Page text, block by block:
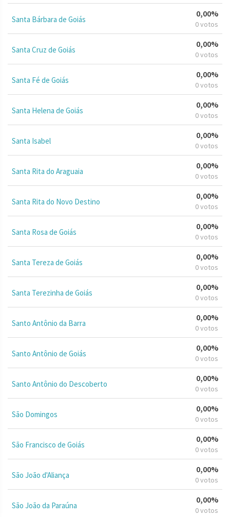
Santa Bárbara de Goiás
0,00%
0 votos
Santa Cruz de Goiás
0,00%
0 votos
Santa Fé de Goiás
0,00%
0 votos
Santa Helena de Goiás
0,00%
0 votos
Santa Isabel
0,00%
0 votos
Santa Rita do Araguaia
0,00%
0 votos
Santa Rita do Novo Destino
0,00%
0 votos
Santa Rosa de Goiás
0,00%
0 votos
Santa Tereza de Goiás
0,00%
0 votos
Santa Terezinha de Goiás
0,00%
0 votos
Santo Antônio da Barra
0,00%
0 votos
Santo Antônio de Goiás
0,00%
0 votos
Santo Antônio do Descoberto
0,00%
0 votos
São Domingos
0,00%
0 votos
São Francisco de Goiás
0,00%
0 votos
São João d'Aliança
0,00%
0 votos
São João da Paraúna
0,00%
0 votos